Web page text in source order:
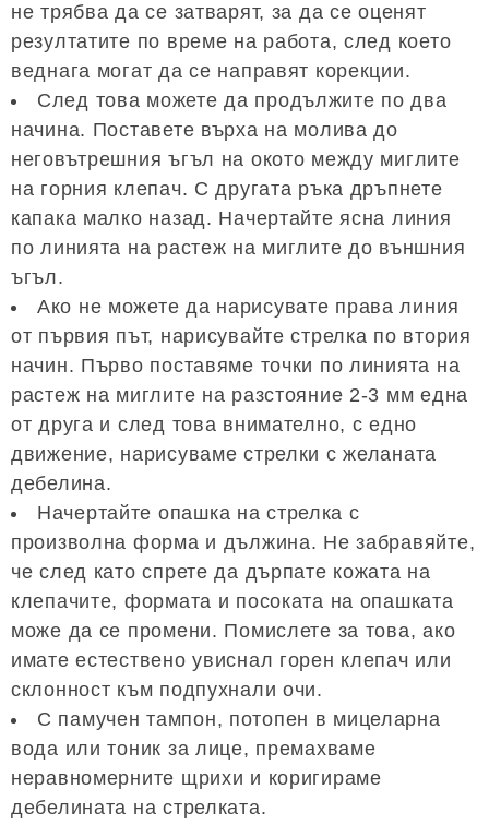
не трябва да се затварят, за да се оценят
резултатите по време на работа, след което
веднага могат да се направят корекции.
След това можете да продължите по два
начина. Поставете върха на молива до
неговътрешния ъгъл на окото между миглите
на горния клепач. С другата ръка дръпнете
капака малко назад. Начертайте ясна линия
по линията на растеж на миглите до външния
ъгъл.
Ако не можете да нарисувате права линия
от първия път, нарисувайте стрелка по втория
начин. Първо поставяме точки по линията на
растеж на миглите на разстояние 2-3 мм една
от друга и след това внимателно, с едно
движение, нарисуваме стрелки с желаната
дебелина.
Начертайте опашка на стрелка с
произволна форма и дължина. Не забравяйте,
че след като спрете да дърпате кожата на
клепачите, формата и посоката на опашката
може да се промени. Помислете за това, ако
имате естествено увиснал горен клепач или
склонност към подпухнали очи.
С памучен тампон, потопен в мицеларна
вода или тоник за лице, премахваме
неравномерните щрихи и коригираме
дебелината на стрелката.